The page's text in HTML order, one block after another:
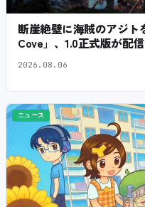
断崖絶壁に海賊のアジ
Cove」、1.0正式版が配
2026.08.06
ニュース